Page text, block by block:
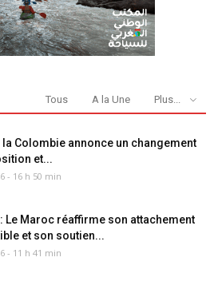
Tous A la Une Plus...
la Colombie annonce un changement
et...
- 16 h 50 min
Le Maroc réaffirme son attachement
et son soutien...
- 11 h 41 min